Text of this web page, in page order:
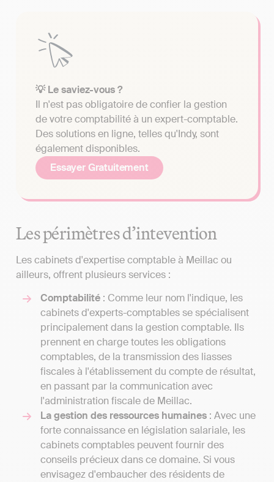
💡 Le saviez-vous ?
Il n'est pas obligatoire de confier la gestion
de votre comptabilité à un expert-comptable.
Des solutions en ligne, telles qu'Indy, sont
également disponibles.
Essayer Gratuitement
Les périmètres d’intevention
Les cabinets d'expertise comptable à Meillac ou
ailleurs, offrent plusieurs services :
Comptabilité : Comme leur nom l'indique, les
cabinets d'experts-comptables se spécialisent
principalement dans la gestion comptable. Ils
prennent en charge toutes les obligations
comptables, de la transmission des liasses
fiscales à l'établissement du compte de résultat,
en passant par la communication avec
l'administration fiscale de Meillac.
La gestion des ressources humaines : Avec une
forte connaissance en législation salariale, les
cabinets comptables peuvent fournir des
conseils précieux dans ce domaine. Si vous
envisagez d'embaucher des résidents de